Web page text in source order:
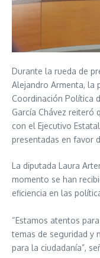
Durante la rueda de
Alejandro Armenta, la
Coordinación Política
García Chávez reiteró
con el Ejecutivo
presentadas en favor
La diputada Laura
momento se han
eficiencia en las
“Estamos atentos
temas de seguridad y
para la ciudadanía”,